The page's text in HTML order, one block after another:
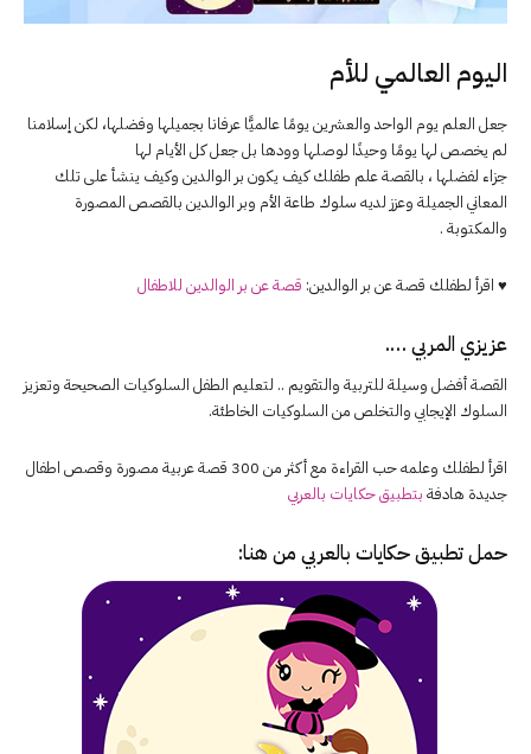
اليوم العالمي للأم
جعل العلم يوم الواحد والعشرين يومًا عالميًّا عرفانا بجميلها وفضلها، لكن إسلامنا
لم يخصص لها يومًا وحيدًا لوصلها وودها بل جعل كل الأيام لها
جزاء لفضلها ، بالقصة علم طفلك كيف يكون بر الوالدين وكيف ينشأ على تلك
المعاني الجميلة وعزز لديه سلوك طاعة الأم وبر الوالدين بالقصص المصورة
والمكتوبة .
♥ اقرأ لطفلك قصة عن بر الوالدين: قصة عن بر الوالدين للاطفال
عزيزي المربي ….
القصة أفضل وسيلة للتربية والتقويم .. لتعليم الطفل السلوكيات الصحيحة وتعزيز
السلوك الإيجابي والتخلص من السلوكيات الخاطئة.
اقرأ لطفلك وعلمه حب القراءة مع أكثر من 300 قصة عربية مصورة وقصص اطفال
جديدة هادفة بتطبيق حكايات بالعربي
حمل تطبيقحكايات بالعربي من هنا: